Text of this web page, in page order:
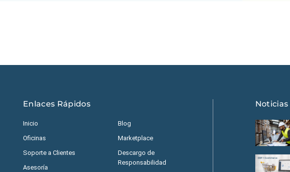
Enlaces Rápidos
Inicio
Oficinas
Soporte a Clientes
Asesoría
Blog
Marketplace
Descargo de
Responsabilidad